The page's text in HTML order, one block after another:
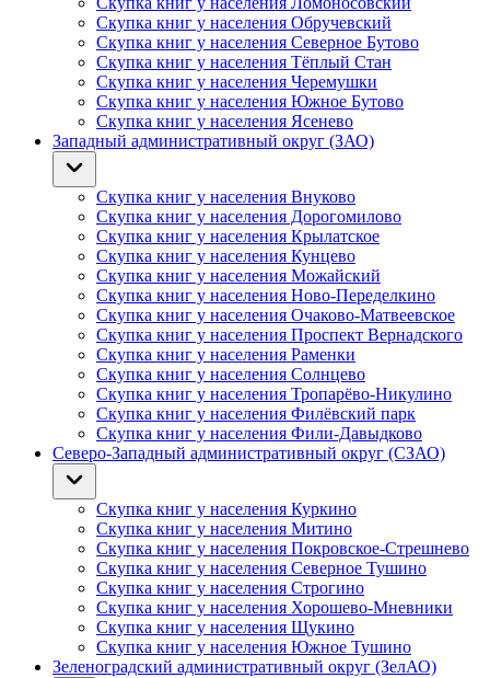
Скупка книг у населения Обручевский
Скупка книг у населения Северное Бутово
Скупка книг у населения Тёплый Стан
Скупка книг у населения Черемушки
Скупка книг у населения Южное Бутово
Скупка книг у населения Ясенево
Западный административный округ (ЗАО)
Скупка книг у населения Внуково
Скупка книг у населения Дорогомилово
Скупка книг у населения Крылатское
Скупка книг у населения Кунцево
Скупка книг у населения Можайский
Скупка книг у населения Ново-Переделкино
Скупка книг у населения Очаково-Матвеевское
Скупка книг у населения Проспект Вернадского
Скупка книг у населения Раменки
Скупка книг у населения Солнцево
Скупка книг у населения Тропарёво-Никулино
Скупка книг у населения Филёвский парк
Скупка книг у населения Фили-Давыдково
Северо-Западный административный округ (СЗАО)
Скупка книг у населения Куркино
Скупка книг у населения Митино
Скупка книг у населения Покровское-Стрешнево
Скупка книг у населения Северное Тушино
Скупка книг у населения Строгино
Скупка книг у населения Хорошево-Мневники
Скупка книг у населения Щукино
Скупка книг у населения Южное Тушино
Зеленоградский административный округ (ЗелАО)